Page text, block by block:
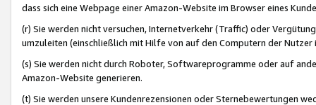
dass sich eine Webpage einer Amazon-Website im Browser eines
(r) Sie werden nicht versuchen, Internetverkehr (Traffic) oder
umzuleiten (einschließlich mit Hilfe von auf den Computern der
(s) Sie werden nicht durch Roboter, Softwareprogramme oder auf
Amazon-Website generieren.
(t) Sie werden unsere Kundenrezensionen oder Sternebewertungen